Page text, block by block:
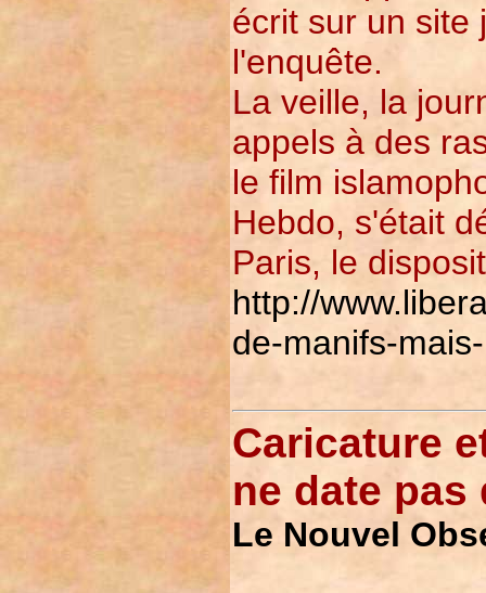
écrit sur un site
l'enquête.
La veille, la
appels à des
le film
Hebdo, s'était
Paris, le
http://
de-manifs-
Caricature
ne date pas
Le Nouvel